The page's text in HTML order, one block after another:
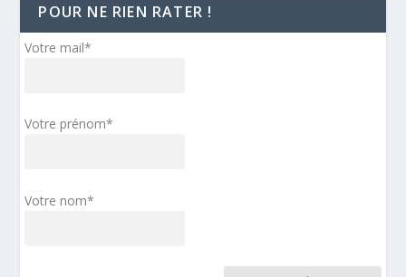
24 SEPTEMBRE 2022
POUR NE RIEN RATER !
Votre mail*
Votre prénom*
Votre nom*